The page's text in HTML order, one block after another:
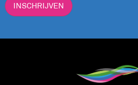
INSCHRIJVEN